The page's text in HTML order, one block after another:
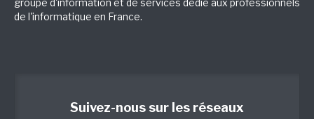
groupe d'information et de services dédié aux professionnels
de l'informatique en France.
Suivez-nous sur les réseaux